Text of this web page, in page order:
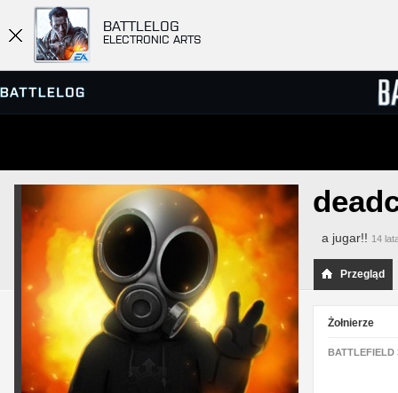
BATTLELOG
ELECTRONIC ARTS
PRZEGLĄDARKA SERWERÓW
GRY
a jugar!! 14
Przegląd
Żołnierze
BATTLEFIELD